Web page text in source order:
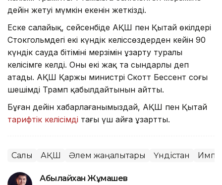
дейін жетуі мүмкін екенін жеткізді.
Еске салайық, сейсенбіде АҚШ пен Қытай өкілдері
Стокгольмдегі екі күндік келіссөздерден кейін 90
күндік сауда бітімінің мерзімін ұзарту туралы
келісімге келді. Оны екі жақ та сындарлы деп
атады. АҚШ Қаржы министрі Скотт Бессент соңғы
шешімді Трамп қабылдайтынын айтты.
Бұған дейін хабарлағанымыздай, АҚШ пен Қытай
тарифтік келісімді тағы үш айға ұзартты.
Салық АҚШ Әлем жаңалықтары Үндістан
Абылайхан Жұмашев